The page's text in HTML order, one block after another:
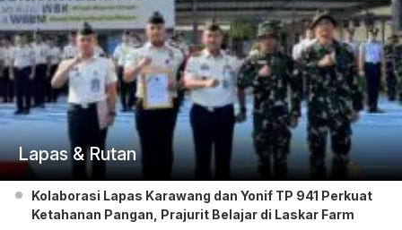
Lapas & Rutan
Kolaborasi Lapas Karawang dan Yonif TP 941 Perkuat
Ketahanan Pangan, Prajurit Belajar di Laskar Farm